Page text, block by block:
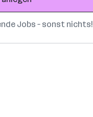
Jobs – sonst nichts!